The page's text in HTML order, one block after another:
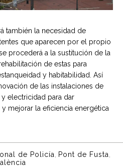
también la necesidad de
que aparecen por el propio
procederá a la sustitución de la
de estas para
y habitabilidad. Así
de las instalaciones de
electricidad para dar
mejorar la eficiencia energética
de Policía Pont de Fusta